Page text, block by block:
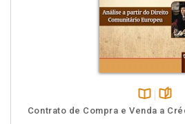
Disponível
Contrato de Compra e Venda a